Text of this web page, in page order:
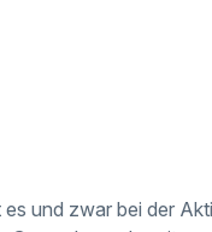
und zwar bei der